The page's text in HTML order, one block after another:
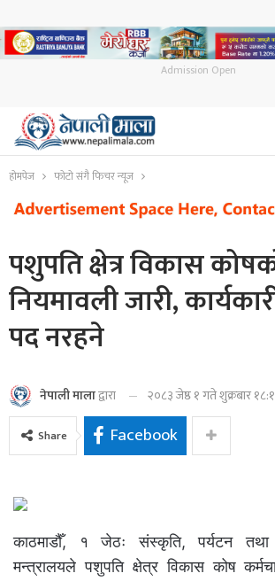
Admission Open
होमपेज फोटो संगै फिचर न्यूज
पशुपति क्षेत्र विकास
नियमावली जारी,
पद नरहने
नेपाली मालाद्वारा २०८३ जेष्ठ १ गते शुक्रबार
Share Facebook
काठमाडौँ, १ जेठः संस्कृति, पर्यटन
मन्त्रालयले पशुपति क्षेत्र विकास कोष